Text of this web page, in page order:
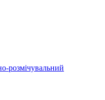
розмічувальний